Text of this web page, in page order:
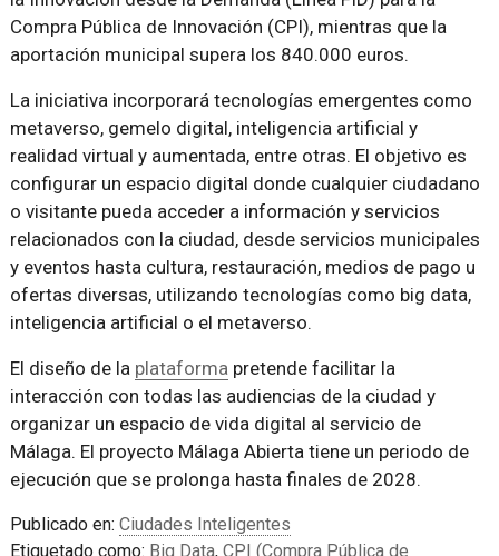
Compra Pública de Innovación (CPI), mientras que la
aportación municipal supera los 840.000 euros.
La iniciativa incorporará tecnologías emergentes como
metaverso, gemelo digital, inteligencia artificial y
realidad virtual y aumentada, entre otras. El objetivo es
configurar un espacio digital donde cualquier ciudadano
o visitante pueda acceder a información y servicios
relacionados con la ciudad, desde servicios municipales
y eventos hasta cultura, restauración, medios de pago u
ofertas diversas, utilizando tecnologías como big data,
inteligencia artificial o el metaverso.
El diseño de la plataforma pretende facilitar la
interacción con todas las audiencias de la ciudad y
organizar un espacio de vida digital al servicio de
Málaga. El proyecto Málaga Abierta tiene un periodo de
ejecución que se prolonga hasta finales de 2028.
Publicado en: Ciudades Inteligentes
Etiquetado como: Big Data, CPI (Compra Pública de